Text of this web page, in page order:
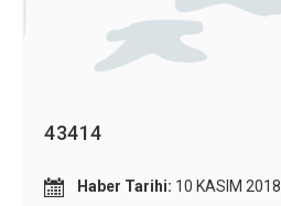
43414
Haber Tarihi: 10 KASIM 2018